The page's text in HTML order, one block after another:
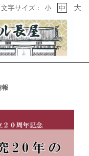
文字サイズ： 小 中 大
報